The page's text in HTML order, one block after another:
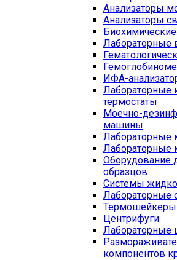
Анализаторы
Анализаторы
Лабораторные
ИФА-
Лабораторные
термостаты
Моечно-
машины
Лабораторные
Лабораторные
Оборудование
образцов
Системы
Лабораторные
Термошейкеры
Центрифуги
Лабораторные
компонентов